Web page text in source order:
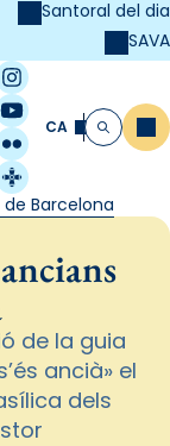
Santoral del dia
SAVA
Instagram
YouTube
Flickr
Estel
Catalunya
CA Cerca
de Barcelona
de la guia
ancià» el
dels